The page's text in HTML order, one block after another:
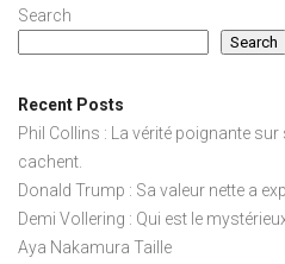
Search
Search
Recent Posts
Phil Collins : La vérité poignante
cachent.
Donald Trump : Sa valeur nette a
Demi Vollering : Qui est le
Aya Nakamura Taille